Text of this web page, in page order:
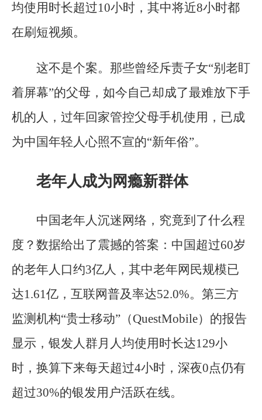
均使用时长超过10小时，其中将近8小时都
在刷短视频。
这不是个案。那些曾经斥责子女“别老盯
着屏幕”的父母，如今自己却成了最难放下手
机的人，过年回家管控父母手机使用，已成
为中国年轻人心照不宣的“新年俗”。
老年人成为网瘾新群体
中国老年人沉迷网络，究竟到了什么程
度？数据给出了震撼的答案：中国超过60岁
的老年人口约3亿人，其中老年网民规模已
达1.61亿，互联网普及率达52.0%。第三方
监测机构“贵士移动”（QuestMobile）的报告
显示，银发人群月人均使用时长达129小
时，换算下来每天超过4小时，深夜0点仍有
超过30%的银发用户活跃在线。